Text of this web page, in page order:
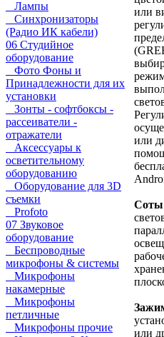
Лампы
Синхронизаторы
(Радио ИК кабели)
06 Студийное
оборудование
Фото Фоны и
Принадлежности для их
установки
Зонты - софтбоксы -
рассеиватели -
отражатели
Аксессуары к
осветительному
оборудованию
Оборудование для 3D
съемки
Profoto
07 Звуковое
оборудование
Беспроводные
микрофоны & системы
Микрофоны
накамерные
Микрофоны
петличные
Микрофоны прочие
или
или
Соты
или